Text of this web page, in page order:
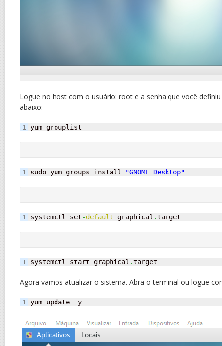
Logue no host com o usuário: root e a senha que você
abaixo:
yum grouplist
sudo yum groups install "GNOME Desktop"
systemctl set-default graphical .target
systemctl start graphical .target
Agora vamos atualizar o sistema. Abra o terminal ou logue
yum update -y